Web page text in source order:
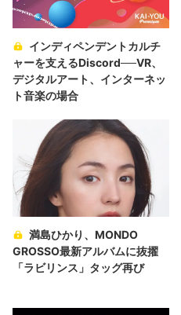
インディペンデントカルチ
ャーを支えるDiscord──VR、
デジタルアート、インターネッ
ト音楽の場合
満島ひかり、MONDO
GROSSO最新アルバムに抜擢
「ラビリンス」タッグ再び